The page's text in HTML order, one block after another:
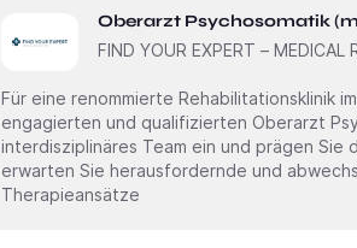
Oberarzt Psychosomatik
FIND YOUR EXPERT – MEDICAL
Für eine renommierte Rehabilitationsklinik
engagierten und qualifizierten Oberarzt Psychosomatik (m/w/d) . Bringen Sie Ihre Expertise in ein
interdisziplinäres Team ein und prägen Sie
erwarten Sie herausfordernde und
Therapieansätze